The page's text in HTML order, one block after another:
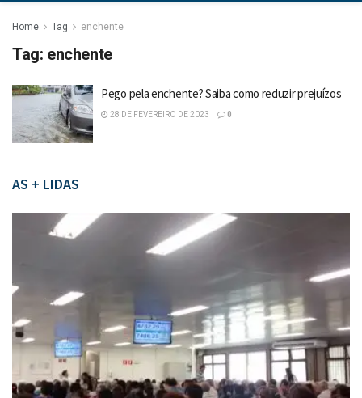
Home Tag enchente
Tag: enchente
Pego pela enchente? Saiba como reduzir prejuízos
28 DE FEVEREIRO DE 2023 0
AS + LIDAS